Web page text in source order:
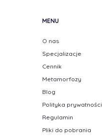
MENU
O nas
Specjalizacje
Cennik
Metamorfozy
Blog
Polityka prywatności
Regulamin
Pliki do pobrania